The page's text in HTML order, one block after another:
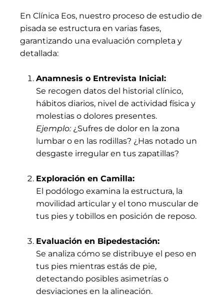
En Clínica Eos, nuestro proceso de estudio de
pisada se estructura en varias fases,
garantizando una evaluación completa y
detallada:
Anamnesis o Entrevista Inicial:
Se recogen datos del historial clínico,
hábitos diarios, nivel de actividad física y
molestias o dolores presentes.
Ejemplo:¿Sufres de dolor en la zona
lumbar o en las rodillas? ¿Has notado un
desgaste irregular en tus zapatillas?
Exploración en Camilla:
El podólogo examina la estructura, la
movilidad articular y el tono muscular de
tus pies y tobillos en posición de reposo.
Evaluación en Bipedestación:
Se analiza cómo se distribuye el peso en
tus pies mientras estás de pie,
detectando posibles asimetrías o
desviaciones en la alineación.